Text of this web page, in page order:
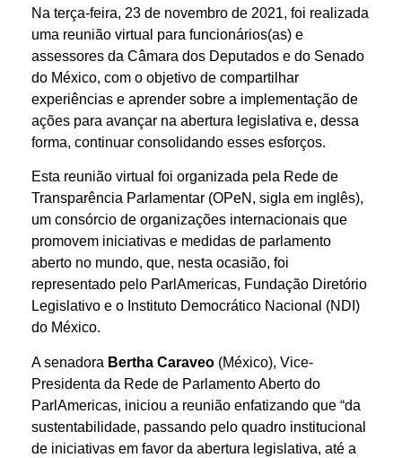
Na terça-feira, 23 de novembro de 2021, foi realizada
uma reunião virtual para funcionários(as) e
assessores da Câmara dos Deputados e do Senado
do México, com o objetivo de compartilhar
experiências e aprender sobre a implementação de
ações para avançar na abertura legislativa e, dessa
forma, continuar consolidando esses esforços.
Esta reunião virtual foi organizada pela Rede de
Transparência Parlamentar (OPeN, sigla em inglês),
um consórcio de organizações internacionais que
promovem iniciativas e medidas de parlamento
aberto no mundo, que, nesta ocasião, foi
representado pelo ParlAmericas, Fundação Diretório
Legislativo e o Instituto Democrático Nacional (NDI)
do México.
A senadora Bertha Caraveo (México), Vice-
Presidenta da Rede de Parlamento Aberto do
ParlAmericas, iniciou a reunião enfatizando que “da
sustentabilidade, passando pelo quadro institucional
de iniciativas em favor da abertura legislativa, até a